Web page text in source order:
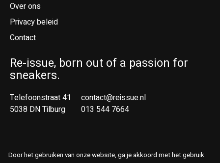
Over ons
Privacy beleid
Contact
Re-issue, born out of a passion for
sneakers.
Telefoonstraat 41
5038 DN Tilburg
contact@reissue.nl
013 544 7664
Door het gebruiken van onze website, ga je akkoord met het gebruik